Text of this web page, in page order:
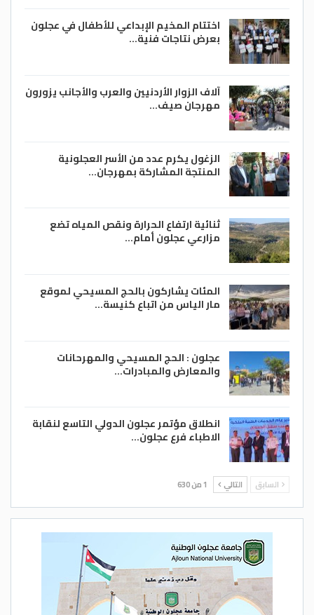
اختتام المخيم الإبداعي للأطفال في عجلون
بعرض نتاجات فنية…
آلاف الزوار الأردنيين والعرب والأجانب يزورون
مهرجان صيف…
الزغول يكرم عدد من الأسر العجلونية
المنتجة المشاركة بمهرجان…
ثنائية ارتفاع الحرارة ونقص المياه تضع
مزارعي عجلون أمام…
المئات يشاركون بالحج المسيحي لموقع
مار الياس من اتباع كنيسة…
عجلون : الحج المسيحي والمهرحانات
والمعارض والمبادرات…
انطلاق مؤتمر عجلون الدولي التاسع لنقابة
الاطباء فرع عجلون…
السابق التالي 1 من 630